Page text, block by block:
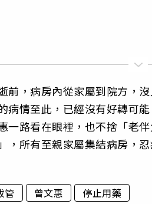
前，病房內從家屬到院方，
病情至此，已經沒有好轉可
一路看在眼裡，也不捨「老
，所有至親家屬集結病房，
管 曾文惠 停止用藥